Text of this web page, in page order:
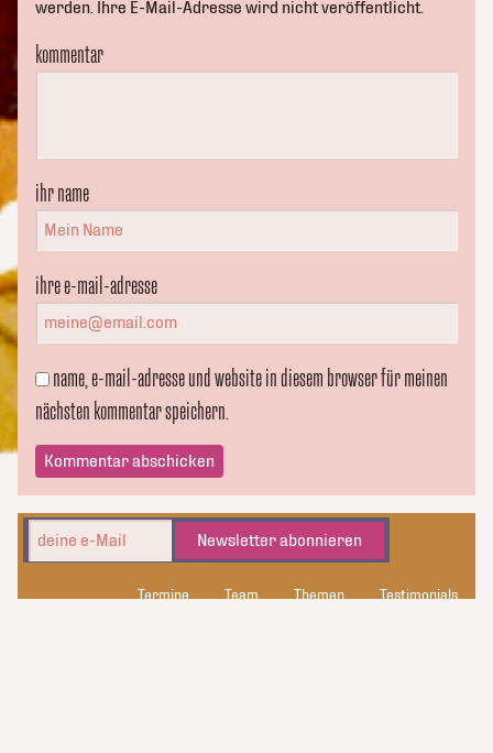
werden. Ihre E-Mail-Adresse wird nicht veröffentlicht.
kommentar
ihr name
ihre e-mail-adresse
name, e-mail-adresse und website in diesem browser für meinen
nächsten kommentar speichern.
Newsletter abonnieren
Termine Team Themen Testimonials